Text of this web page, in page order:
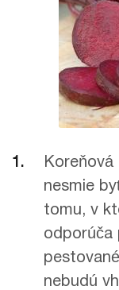
nesmie
tomu, v
odporúča
nebudú